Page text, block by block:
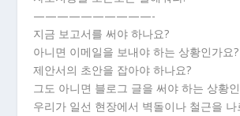
——————————-
지금 보고서를 써야 하나요?
아니면 이메일을 보내야 하는 상황인가요?
제안서의 초안을 잡아야 하나요?
그도 아니면 블로그 글을 써야 하는 상황
우리가 일선 현장에서 벽돌이나 철근을